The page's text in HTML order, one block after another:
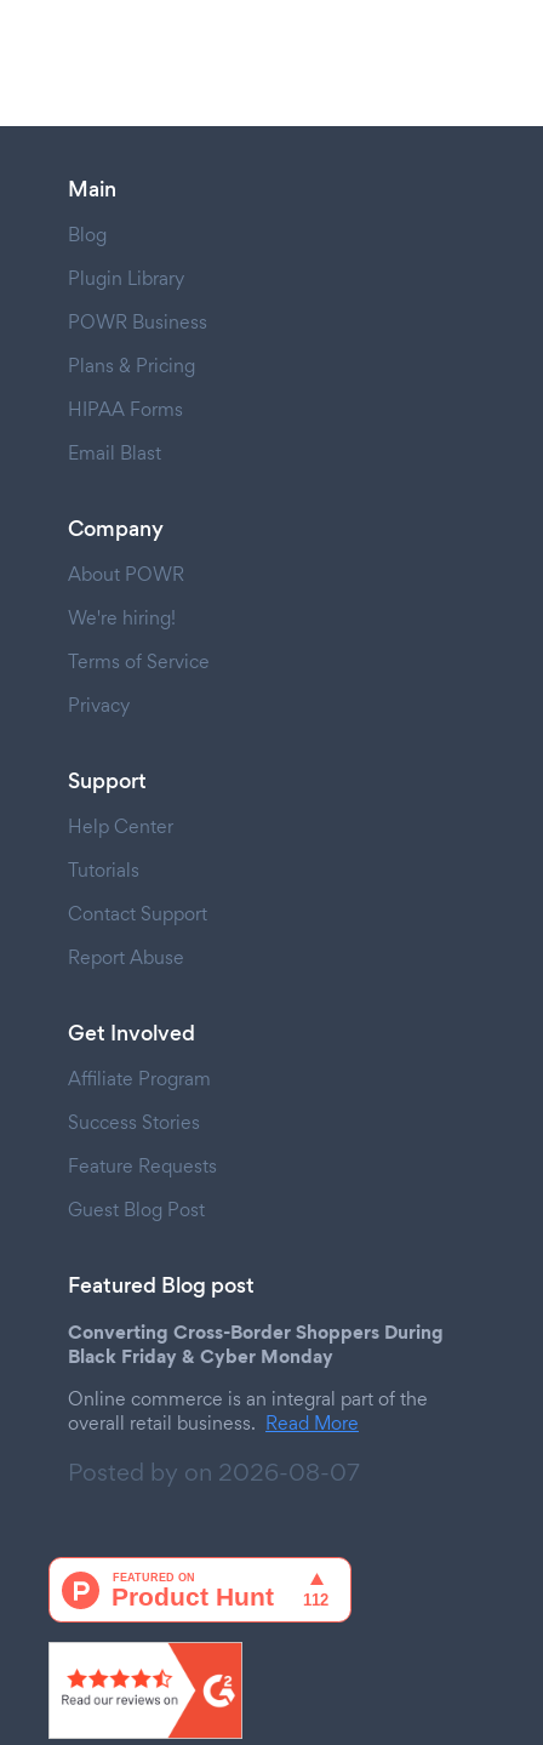
Main
Blog
Plugin Library
POWR Business
Plans & Pricing
HIPAA Forms
Email Blast
Company
About POWR
We're hiring!
Terms of Service
Privacy
Support
Help Center
Tutorials
Contact Support
Report Abuse
Get Involved
Affiliate Program
Success Stories
Feature Requests
Guest Blog Post
Featured Blog post
Converting Cross-Border Shoppers During
Black Friday & Cyber Monday
Online commerce is an integral part of the
overall retail business. Read More
Posted by on 2026-08-07